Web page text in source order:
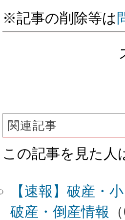
※記事の削除等は
関連記事
この記事を見た人
【速報】破産
破産・倒産情報